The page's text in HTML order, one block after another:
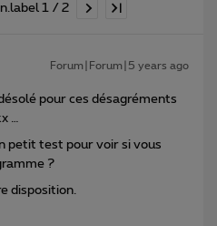
1 / 2
Forum|Forum|5 years ago
pour ces désagréments
…
petit test pour voir si vous
?
disposition.